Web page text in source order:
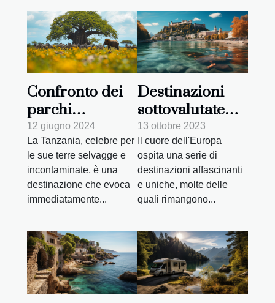
Confronto dei
parchi
nazionali in
Tanzania: quale
scegliere per il
tuo safari
12 giugno 2024
La Tanzania, celebre per
le sue terre selvagge e
incontaminate, è una
destinazione che evoca
immediatamente...
Destinazioni
sottovalutate
nel cuore
dell'Europa
13 ottobre 2023
Il cuore dell'Europa
ospita una serie di
destinazioni affascinanti
e uniche, molte delle
quali rimangono...